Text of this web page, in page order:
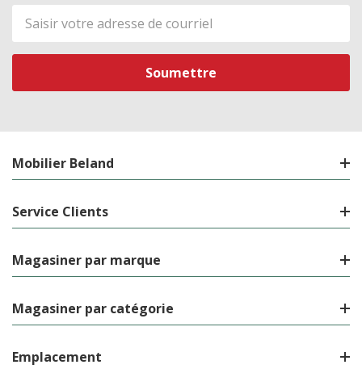
Adresse
de
courriel
Mobilier Beland
Service Clients
Magasiner par marque
Magasiner par catégorie
Emplacement